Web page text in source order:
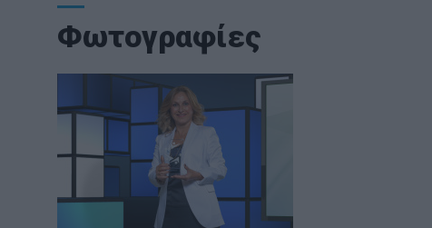
Φωτογραφίες